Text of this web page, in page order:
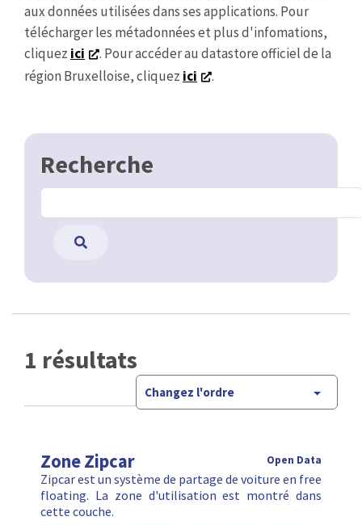
aux données utilisées dans ses applications. Pour
télécharger les métadonnées et plus d'infomations,
cliquez ici
. Pour accéder au datastore officiel de la
région Bruxelloise, cliquez ici .
Recherche
1 résultats
Changez l'ordre
Zone Zipcar Open Data
Zipcar est un système de partage de voiture en free
floating. La zone d'utilisation est montré dans
cette couche.